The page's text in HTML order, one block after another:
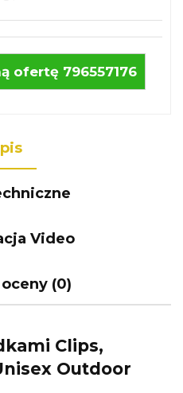
ofertę 796557176
Video
(0)
Clips,
Outdoor